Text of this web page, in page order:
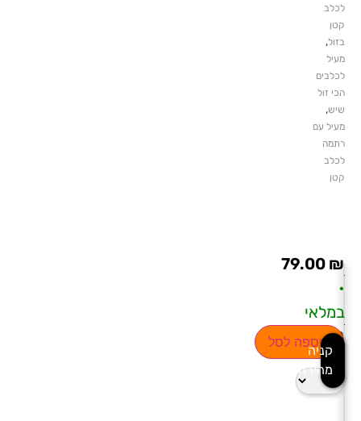
לכלב
קטן
בזול,
מעיל
לכלבים
הכי זול
שיש,
מעיל עם
רתמה
לכלב
קטן
79.00 ₪
•
במלאי
בחירת
כמות
הוספה לסל
קניה
מהירה